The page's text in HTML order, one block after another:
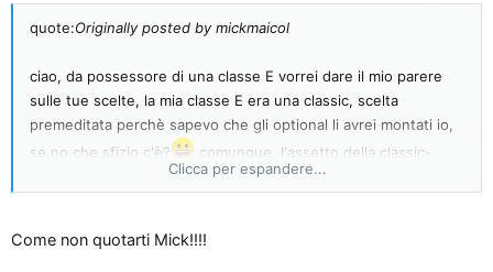
quote:Originally posted by mickmaicol
ciao, da possessore di una classe E vorrei dare il mio parere
sulle tue scelte, la mia classe E era una classic, scelta
premeditata perchè sapevo che gli optional li avrei montati io,
se no che sfizio c'è?
comunque, l'assetto della classic-
elegance è vero confortevoleClicca per espandere...
Come non quotarti Mick!!!!